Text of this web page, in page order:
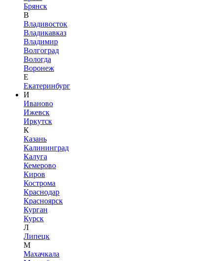
Брянск
В
Владивосток
Владикавказ
Владимир
Волгоград
Вологда
Воронеж
Е
Екатеринбург
И
Иваново
Ижевск
Иркутск
К
Казань
Калининград
Калуга
Кемерово
Киров
Кострома
Краснодар
Красноярск
Курган
Курск
Л
Липецк
М
Махачкала